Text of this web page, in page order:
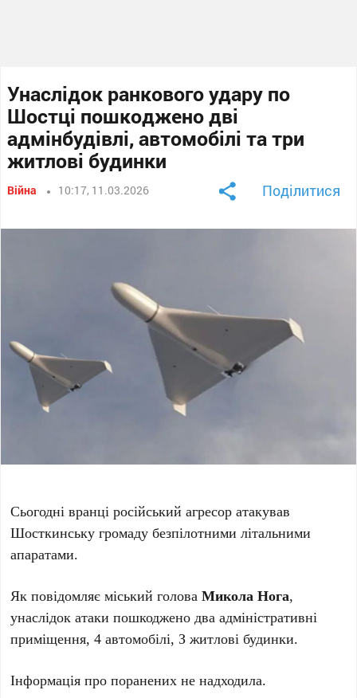
Унаслідок ранкового удару по
Шостці пошкоджено дві
адмінбудівлі, автомобілі та три
житлові будинки
Війна 10:17, 11.03.2026 Поділитися
Сьогодні вранці російський агресор атакував
Шосткинську громаду безпілотними літальними
апаратами.
Як повідомляє міський головаМикола Нога,
унаслідок атаки пошкоджено два адміністративні
приміщення, 4 автомобілі, З житлові будинки.
Інформація про поранених не надходила.